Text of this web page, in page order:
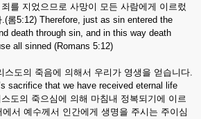
를 지었으므로 사망이 모든 사람에게 이르렀
롬5:12) Therefore, just as sin entered the
death through sin, and in this way death
all sinned (Romans 5:12)
의 죽음에 의해서 우리가 영생을 얻습니다.
sacrifice that we have received eternal life
도의 죽으심에 의해 마침내 정복되기에 이르
서 예수께서 인간에게 생명을 주시는 주이심